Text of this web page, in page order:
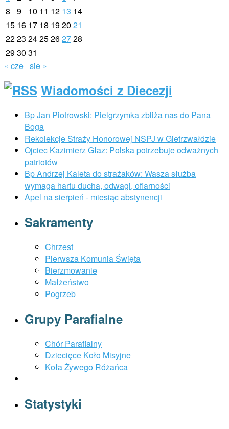
8
9 10 11 12 13 14
15 16 17 18 1920 21
2223 2425262728
2930 31
« cze sie »
Wiadomości z Diecezji
Bp Jan Piotrowski: Pielgrzymka zbliża nas do Pana
Boga
Rekolekcje Straży Honorowej NSPJ w Gietrzwałdzie
Ojciec Kazimierz Głaz: Polska potrzebuje odważnych
patriotów
Bp Andrzej Kaleta do strażaków: Wasza służba
wymaga hartu ducha, odwagi, ofiarności
Apel na sierpień - miesiąc abstynencji
Sakramenty
Chrzest
Pierwsza Komunia Święta
Bierzmowanie
Małżeństwo
Pogrzeb
Grupy Parafialne
Chór Parafialny
Dziecięce Koło Misyjne
Koła Żywego Różańca
Statystyki